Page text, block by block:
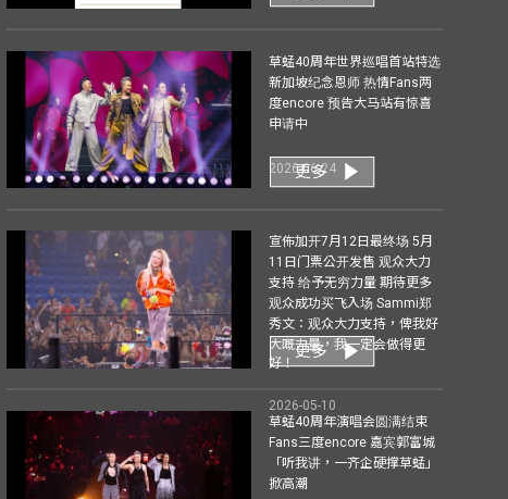
草蜢40周年世界巡唱首站特选
新加坡纪念恩师 热情Fans两
度encore 预告大马站有惊喜
申请中
2026-06-24
更多
宣佈加开7月12日最终场 5月
11日门票公开发售 观众大力
支持 给予无穷力量 期待更多
观众成功买飞入场 Sammi郑
秀文：观众大力支持，俾我好
大嘅力量，我一定会做得更
好！
2026-05-10
更多
草蜢40周年演唱会圆满结束
Fans三度encore 嘉宾郭富城
「听我讲，一齐企硬撑草蜢」
掀高潮